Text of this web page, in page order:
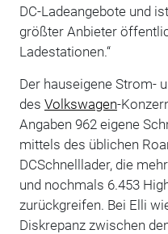
DC-Ladeangebote und
größter Anbieter
Ladestationen.“
Der hauseigene Strom-
des Volkswagen-
Angaben 962 eigene
mittels des üblichen
DCSchnelllader, die
und nochmals 6.453
zurückgreifen. Bei Elli
Diskrepanz zwischen